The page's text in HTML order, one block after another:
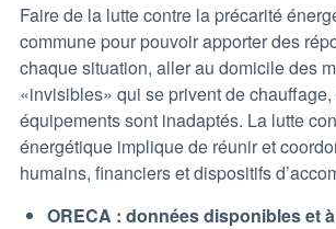
Faire de la lutte contre la précarité
commune pour pouvoir apporter des
chaque situation, aller au domicile des
«invisibles» qui se privent de
équipements sont inadaptés. La lutte
énergétique implique de réunir et
humains, financiers et dispositifs
ORECA : données disponibles et